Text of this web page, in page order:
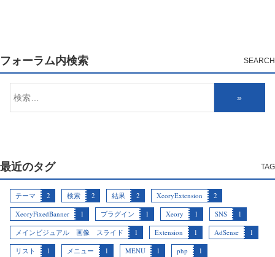
フォーラム内検索
最近のタグ
テーマ 2 検索 2 結果 2 XeoryExtension
2
XeoryFixedBanner
1 プラグイン 1 Xeory 1 SNS
1
メインビジュアル 画像 スライド
1 Extension 1 AdSense
1
リスト
1 メニュー 1 MENU 1 php
1